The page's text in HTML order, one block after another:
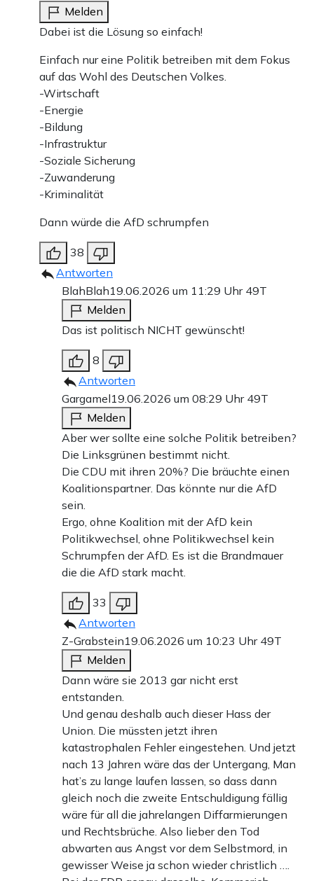
Melden
Dabei ist die Lösung so einfach!
Einfach nur eine Politik betreiben mit dem Fokus
auf das Wohl des Deutschen Volkes.
-Wirtschaft
-Energie
-Bildung
-Infrastruktur
-Soziale Sicherung
-Zuwanderung
-Kriminalität
Dann würde die AfD schrumpfen
38
Antworten
BlahBlah19.06.2026 um 11:29 Uhr 49T
Melden
Das ist politisch NICHT gewünscht!
8
Antworten
Gargamel19.06.2026 um 08:29 Uhr 49T
Melden
Aber wer sollte eine solche Politik betreiben?
Die Linksgrünen bestimmt nicht.
Die CDU mit ihren 20%? Die bräuchte einen
Koalitionspartner. Das könnte nur die AfD
sein.
Ergo, ohne Koalition mit der AfD kein
Politikwechsel, ohne Politikwechsel kein
Schrumpfen der AfD. Es ist die Brandmauer
die die AfD stark macht.
33
Antworten
Z-Grabstein19.06.2026 um 10:23 Uhr 49T
Melden
Dann wäre sie 2013 gar nicht erst
entstanden.
Und genau deshalb auch dieser Hass der
Union. Die müssten jetzt ihren
katastrophalen Fehler eingestehen. Und jetzt
nach 13 Jahren wäre das der Untergang, Man
hat’s zu lange laufen lassen, so dass dann
gleich noch die zweite Entschuldigung fällig
wäre für all die jahrelangen Diffarmierungen
und Rechtsbrüche. Also lieber den Tod
abwarten aus Angst vor dem Selbstmord, in
gewisser Weise ja schon wieder christlich ….